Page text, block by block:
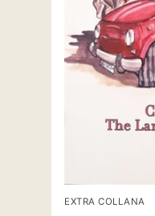
EXTRA COLLANA